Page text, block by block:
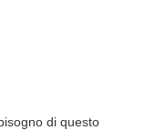
di questo